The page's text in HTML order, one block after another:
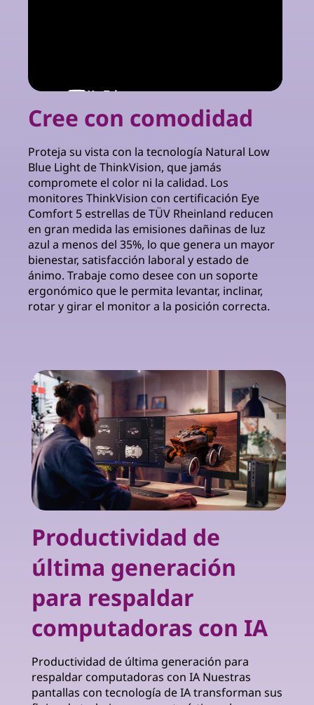
Cree con comodidad
Proteja su vista con la tecnología Natural Low
Blue Light de ThinkVision, que jamás
compromete el color ni la calidad. Los
monitores ThinkVision con certificación Eye
Comfort 5 estrellas de TÜV Rheinland reducen
en gran medida las emisiones dañinas de luz
azul a menos del 35%, lo que genera un mayor
bienestar, satisfacción laboral y estado de
ánimo. Trabaje como desee con un soporte
ergonómico que le permita levantar, inclinar,
rotar y girar el monitor a la posición correcta.
Productividad de
última generación
para respaldar
computadoras con IA
Productividad de última generación para
respaldar computadoras con IA Nuestras
pantallas con tecnología de IA transforman sus